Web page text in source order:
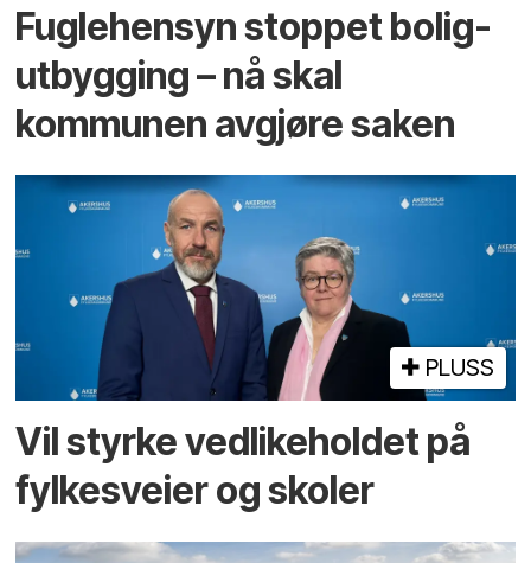
Fugle­hensyn stoppet bolig­
utbygging – nå skal
kommunen avgjøre saken
PLUSS
Vil styrke vedlikeholdet på
fylkesveier og skoler